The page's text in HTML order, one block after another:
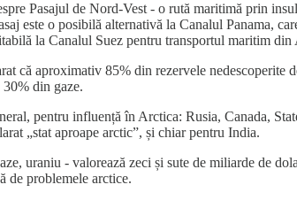
Pasajul de Nord-Vest - o rută maritimă prin
este o posibilă alternativă la Canalul Panama,
la Canalul Suez pentru transportul maritim din
că aproximativ 85% din rezervele nedescoperite
din gaze.
pentru influență în Arctica: Rusia, Canada,
„stat aproape arctic”, și chiar pentru India.
uraniu - valorează zeci și sute de miliarde de
de problemele arctice.